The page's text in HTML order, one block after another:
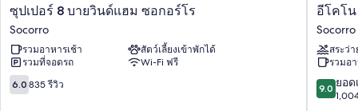
ซุปเปอร์
8
บาย
วิน
ด์
แฮม
ซอ
ซุปเปอร์ 8 บายวินด์แฮม ซอกอร์โร
Socorro
รวมอาหารเช้า
สัตว์เลี้ยงเข้าพักได้
รวมที่จอดรถ
Wi-Fi ฟรี
6.0
จาก
6.0 835 รีวิว
อี
โคโน
ลอด
จ์
อินน์
แอนด์
สวี
อีโคโ
Socorro
สระว่
รวมอ
9.0
จาก
9.0 ยอด